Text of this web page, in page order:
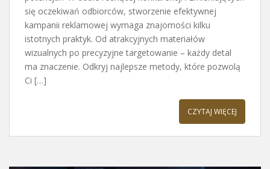
się oczekiwań odbiorców, stworzenie efektywnej
kampanii reklamowej wymaga znajomości kilku
istotnych praktyk. Od atrakcyjnych materiałów
wizualnych po precyzyjne targetowanie – każdy detal
ma znaczenie. Odkryj najlepsze metody, które pozwolą
Ci […]
CZYTAJ WIĘCEJ